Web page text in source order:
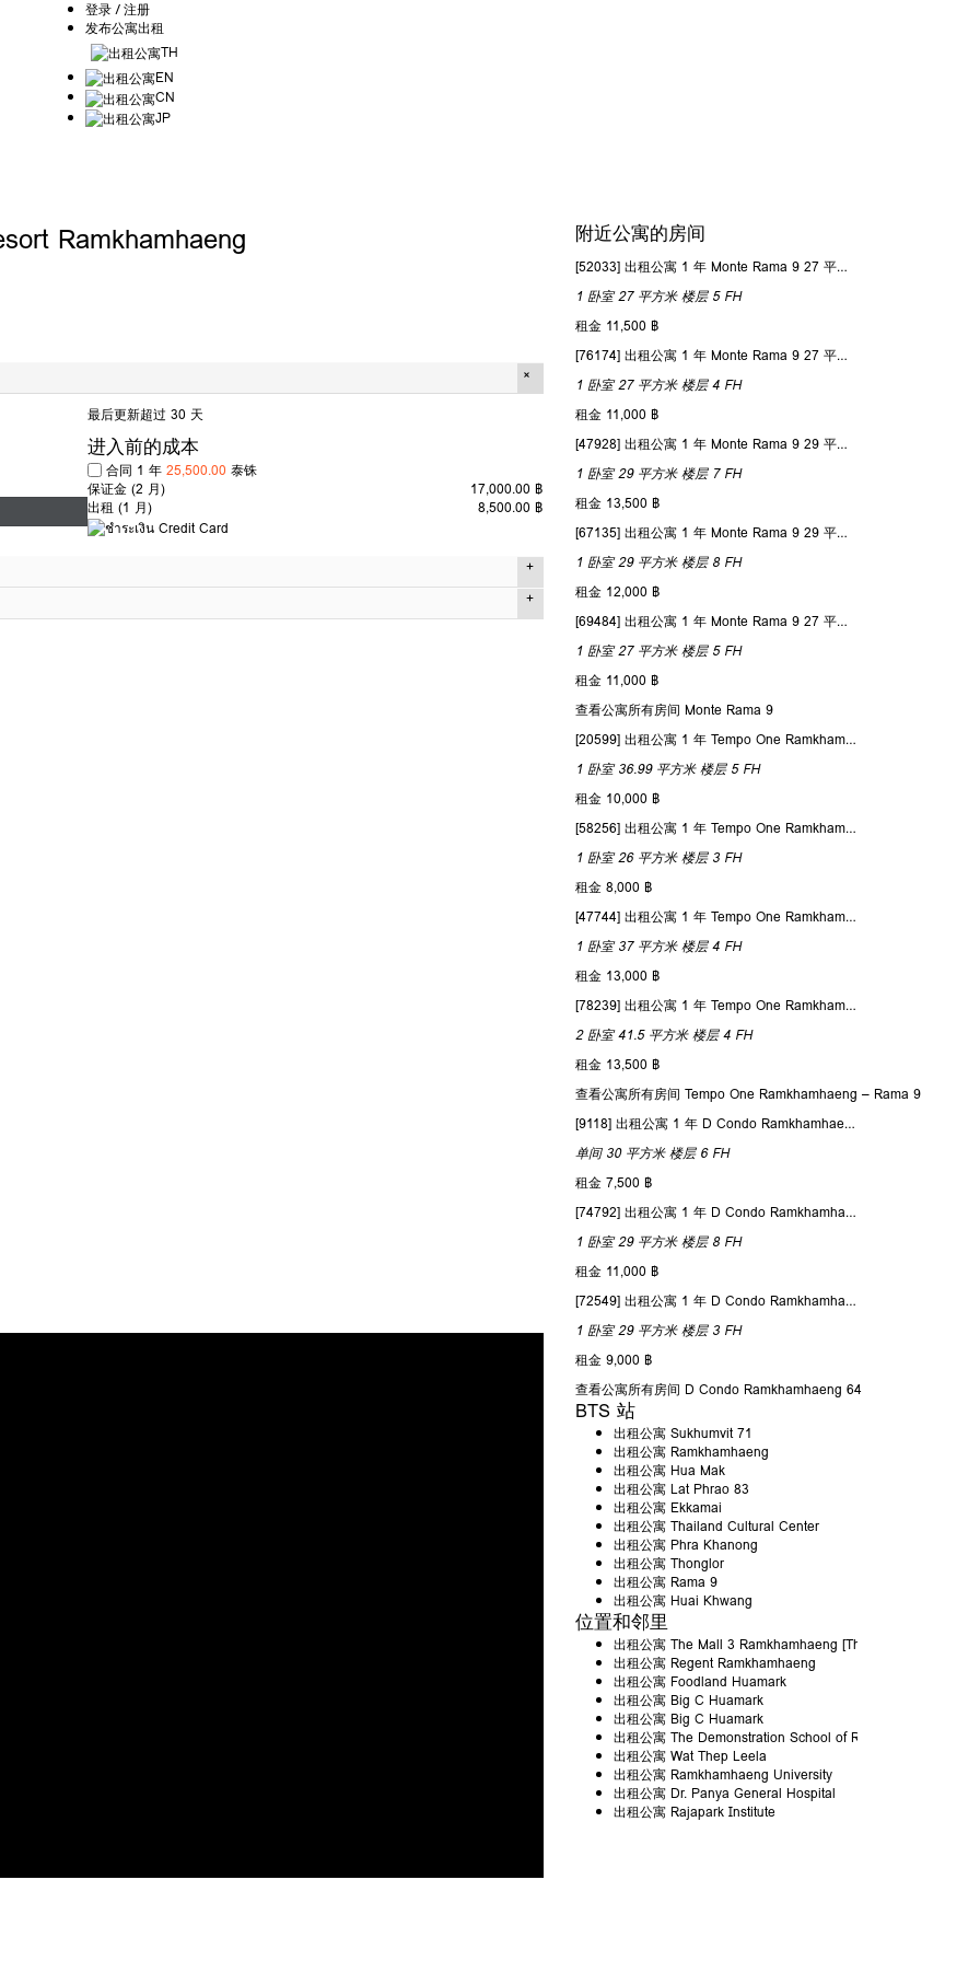
登录 / 注册
发布公寓出租
TH
EN
CN
JP
Ramkhamhaeng
最后更新超过 30 天
进入前的成本
合同 1 年25,500.00 泰铢
保证金(2 月)
17,000.00 ฿
出租(1 月)
8,500.00 ฿
1 卧室
中全额
附近公寓的房间
[52033] 出租公寓 1 年 Monte Rama 9 27 平方米 楼层 5
1 卧室 27 平方米 楼层 5 FH
租金 11,500 ฿
[76174] 出租公寓 1 年 Monte Rama 9 27 平方米 楼层 4
1 卧室 27 平方米 楼层 4 FH
租金 11,000 ฿
[47928] 出租公寓 1 年 Monte Rama 9 29 平方米 楼层 7
1 卧室 29 平方米 楼层 7 FH
租金 13,500 ฿
[67135] 出租公寓 1 年 Monte Rama 9 29 平方米 楼层 8
1 卧室 29 平方米 楼层 8 FH
租金 12,000 ฿
[69484] 出租公寓 1 年 Monte Rama 9 27 平方米 楼层 5
1 卧室 27 平方米 楼层 5 FH
租金 11,000 ฿
查看公寓所有房间 Monte Rama 9
[20599] 出租公寓 1 年 Tempo One Ramkhamhaeng – Rama 9 36.99 平方米 楼层 5
1 卧室 36.99 平方米 楼层 5 FH
租金 10,000 ฿
[58256] 出租公寓 1 年 Tempo One Ramkhamhaeng – Rama 9 26 平方米 楼层 3
1 卧室 26 平方米 楼层 3 FH
租金 8,000 ฿
[47744] 出租公寓 1 年 Tempo One Ramkhamhaeng – Rama 9 37 平方米 楼层 4
1 卧室 37 平方米 楼层 4 FH
租金 13,000 ฿
[78239] 出租公寓 1 年 Tempo One Ramkhamhaeng – Rama 9 41.5 平方米 楼层 4
2 卧室 41.5 平方米 楼层 4 FH
租金 13,500 ฿
查看公寓所有房间 Tempo One Ramkhamhaeng – Rama 9
[9118] 出租公寓 1 年 D Condo Ramkhamhaeng 64 30 平方米 楼层 6
单间 30 平方米 楼层 6 FH
租金 7,500 ฿
[74792] 出租公寓 1 年 D Condo Ramkhamhaeng 64 29 平方米 楼层 8
1 卧室 29 平方米 楼层 8 FH
租金 11,000 ฿
[72549] 出租公寓 1 年 D Condo Ramkhamhaeng 64 29 平方米 楼层 3
1 卧室 29 平方米 楼层 3 FH
租金 9,000 ฿
查看公寓所有房间 D Condo Ramkhamhaeng 64
BTS 站
出租公寓 Sukhumvit 71
出租公寓 Ramkhamhaeng
出租公寓 Hua Mak
出租公寓 Lat Phrao 83
出租公寓 Ekkamai
出租公寓 Thailand Cultural Center
出租公寓 Phra Khanong
出租公寓 Thonglor
出租公寓 Rama 9
出租公寓 Huai Khwang
位置和邻里
出租公寓 The Mall 3 Ramkhamhaeng [The Mall 3]
出租公寓 Regent Ramkhamhaeng
出租公寓 Foodland Huamark
出租公寓 Big C Huamark
出租公寓 Big C Huamark
出租公寓 The Demonstration School of Ramkhamhaeng
出租公寓 Wat Thep Leela
出租公寓 Ramkhamhaeng University
出租公寓 Dr. Panya General Hospital
出租公寓 Rajapark Institute